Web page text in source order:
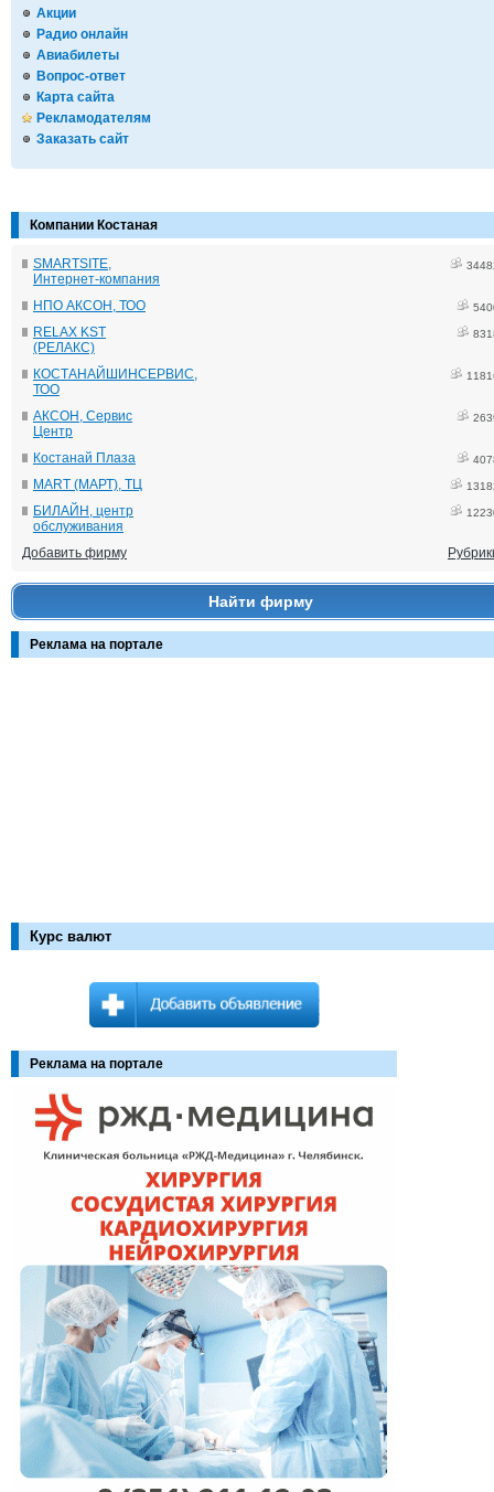
Акции
Радио онлайн
Авиабилеты
Вопрос-ответ
Карта сайта
Рекламодателям
Заказать сайт
Компании Костаная
SMARTSITE,
Интернет-компания
НПО АКСОН, ТОО
RELAX KST
(РЕЛАКС)
КОСТАНАЙШИНСЕРВИС,
ТОО
АКСОН, Сервис
Центр
Костанай Плаза
MART (МАРТ), ТЦ
БИЛАЙН, центр
обслуживания
Добавить фирму
Найти фирму
Реклама на портале
Курс валют
Реклама на портале